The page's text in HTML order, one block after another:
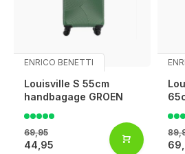
ENRICO BENETTI
Louisville S 55cm
handbagage GROEN
69,95
44,95